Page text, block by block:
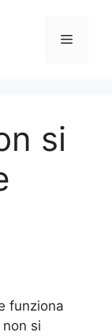
Menu
si
funziona
si